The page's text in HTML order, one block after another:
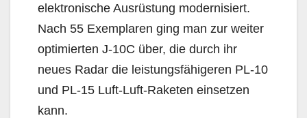
elektronische Ausrüstung modernisiert.
Nach 55 Exemplaren ging man zur weiter
optimierten J-10C über, die durch ihr
neues Radar die leistungsfähigeren PL-10
und PL-15 Luft-Luft-Raketen einsetzen
kann.